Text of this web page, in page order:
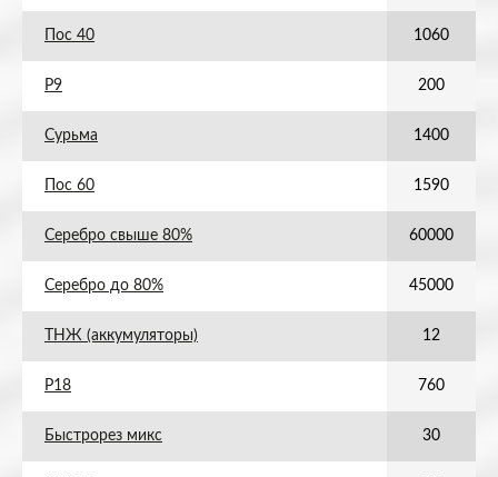
Пос 40 1060
Р9 200
Сурьма 1400
Пос 60 1590
Серебро свыше 80% 60000
Серебро до 80% 45000
ТНЖ (аккумуляторы) 12
Р18 760
Быстрорез микс 30